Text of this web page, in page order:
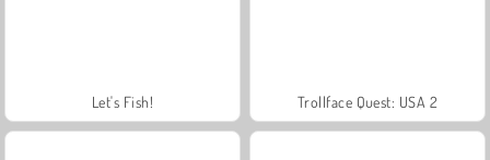
Let's Fish! Trollface Quest: USA 2